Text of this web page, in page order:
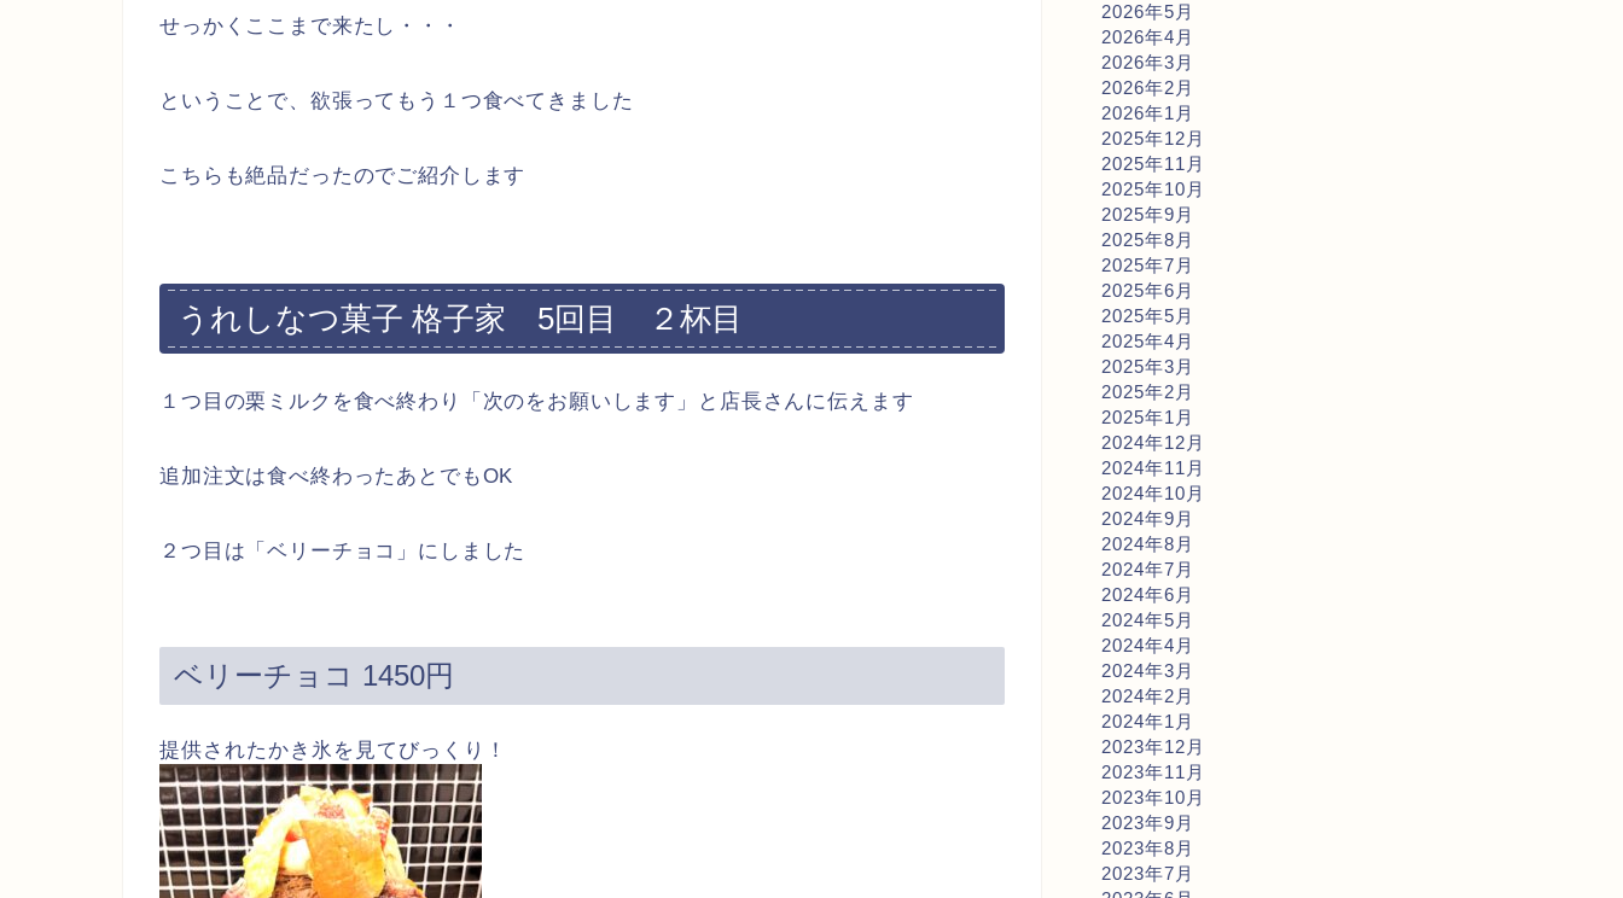
せっかくここまで来たし・・・
ということで、欲張ってもう１つ食べてきました
こちらも絶品だったのでご紹介します
うれしなつ菓子 格子家 5回目 ２杯目
１つ目の栗ミルクを食べ終わり「次のをお願いします」と店長さんに伝えます
追加注文は食べ終わったあとでもOK
２つ目は「ベリーチョコ」にしました
ベリーチョコ 1450円
提供されたかき氷を見てびっくり！
2026年5月
2026年4月
2026年3月
2026年2月
2026年1月
2025年12月
2025年11月
2025年10月
2025年9月
2025年8月
2025年7月
2025年6月
2025年5月
2025年4月
2025年3月
2025年2月
2025年1月
2024年12月
2024年11月
2024年10月
2024年9月
2024年8月
2024年7月
2024年6月
2024年5月
2024年4月
2024年3月
2024年2月
2024年1月
2023年12月
2023年11月
2023年10月
2023年9月
2023年8月
2023年7月